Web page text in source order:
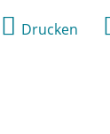
Drucken